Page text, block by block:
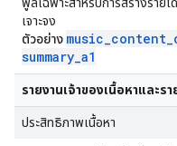
เจาะจง
ตัวอย่าง music_content_
summary_a1
รายงานเจ้าของเนื้อหาและรา
ประสิทธิภาพเนื้อหา